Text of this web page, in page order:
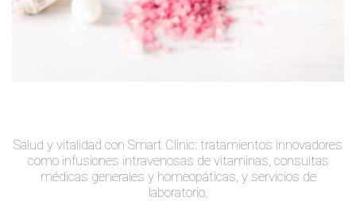
Salud y vitalidad con Smart Clinic: tratamientos innovadores
como infusiones intravenosas de vitaminas, consultas
médicas generales y homeopáticas, y servicios de
laboratorio.